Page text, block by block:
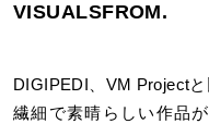
VISUALSFROM.
DIGIPEDI、VM Project
繊細で素晴らしい作品が